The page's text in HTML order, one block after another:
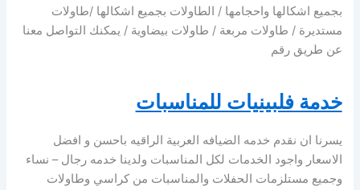
بجميع اشكالها واحجامها / الطاولات بجميع اشكالها /طاولات
مستديرة / طاولات مربعة / طاولات بيضاوية / يمكنك التواصل معنا
عن طريق رقم
خدمة فلبينيات للمناسبات
يسرنا ان نقدم خدمه الضيافه العربية الراقيه باحسن و افضل
الاسعار واجود الخدمات لكل المناسبات ولدينا خدمه رجال – نساء
وجميع مستلزمات الحفلات والمناسبات من كراسي وطاولات